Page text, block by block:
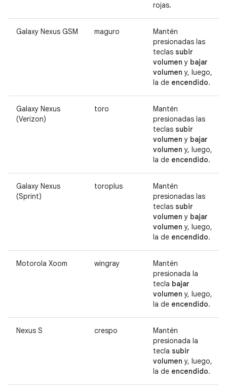
rojas.
Galaxy Nexus GSM maguro
Mantén
presionadas las
teclas subir
volumen y bajar
volumen y, luego,
la de encendido.
Galaxy Nexus
(Verizon)
toro
Mantén
presionadas las
teclas subir
volumen y bajar
volumen y, luego,
la de encendido.
Galaxy Nexus
(Sprint)
toroplus
Mantén
presionadas las
teclas subir
volumen y bajar
volumen y, luego,
la de encendido.
Motorola Xoom wingray
Mantén
presionada la
tecla bajar
volumen y, luego,
la de encendido.
Nexus S crespo
Mantén
presionada la
tecla subir
volumen y, luego,
la de encendido.